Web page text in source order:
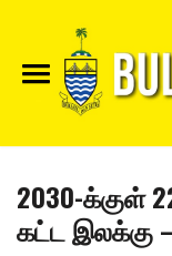
2030-க்குள்
கட்ட இலக்கு